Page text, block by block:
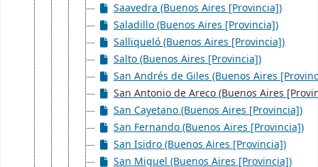
Saavedra (Buenos Aires [Provincia])
Saladillo (Buenos Aires [Provincia])
Salliqueló (Buenos Aires [Provincia])
Salto (Buenos Aires [Provincia])
San Andrés de Giles (Buenos Aires
San Antonio de Areco (Buenos Aires
San Cayetano (Buenos Aires [Provincia])
San Fernando (Buenos Aires [Provincia])
San Isidro (Buenos Aires [Provincia])
San Miguel (Buenos Aires [Provincia])